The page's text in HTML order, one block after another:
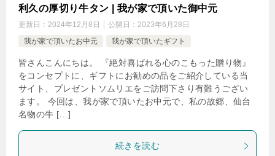
利久の厚切り牛タン | 我が家で頂いた御中元
更新日： 2024年12月8日 公開日： 2023年6月28日
我が家で頂いたお中元
我が家で頂いたギフト
皆さんこんにちは。 『絶対喜ばれる心のこもった贈り物』
をコンセプトに、ギフトにお勧めの品をご紹介している当
サイト、プレゼントソムリエをご訪問下さり有難うござい
ます。 今回は、我が家で頂いたお中元で、私の故郷、仙台
名物の牛 […]
続きを読む